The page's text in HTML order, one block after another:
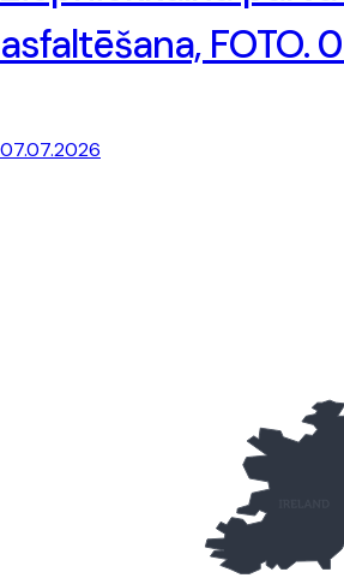
asfaltēšana, FOTO.
07.07.2026